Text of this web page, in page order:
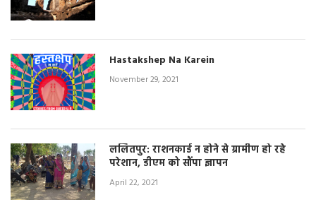
Hastakshep Na Karein
November 29, 2021
ललितपुर: राशनकार्ड न होने से ग्रामीण हो रहे
परेशान, डीएम को सौंपा ज्ञापन
April 22, 2021